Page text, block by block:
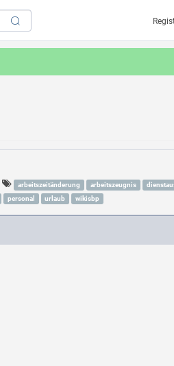
arbeitszeitänderung arbeitszeugnis
personal urlaub wikisbp